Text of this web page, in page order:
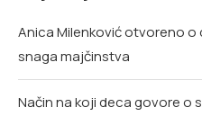
Anica Milenković otvoreno
snaga majčinstva
Način na koji deca govore o